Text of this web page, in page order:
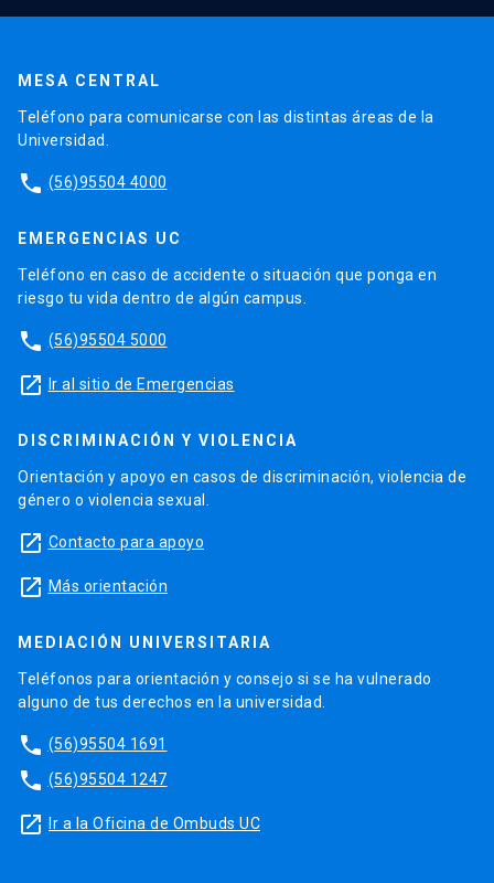
MESA CENTRAL
Teléfono para comunicarse con las distintas áreas de la
Universidad.
phone (56)95504 4000
EMERGENCIAS UC
Teléfono en caso de accidente o situación que ponga en
riesgo tu vida dentro de algún campus.
phone (56)95504 5000
launch Ir al sitio de Emergencias
DISCRIMINACIÓN Y VIOLENCIA
Orientación y apoyo en casos de discriminación, violencia de
género o violencia sexual.
launch Contacto para apoyo
launch Más orientación
MEDIACIÓN UNIVERSITARIA
Teléfonos para orientación y consejo si se ha vulnerado
alguno de tus derechos en la universidad.
phone (56)95504 1691
phone (56)95504 1247
launch Ir a la Oficina de Ombuds UC